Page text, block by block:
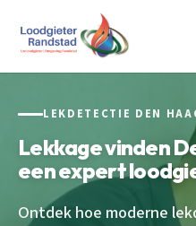
LEKDETECTIE DEN
Lekkage vinden
een expert
Ontdek hoe moderne